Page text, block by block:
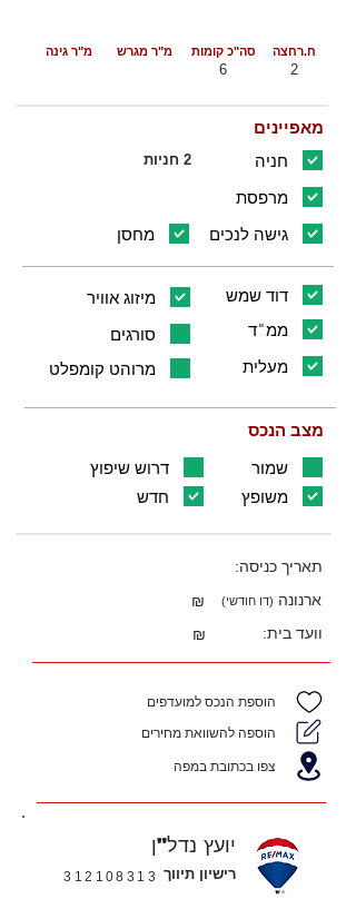
סה"כ קומות מ"ר גינה מ"ר מגרש ח.רחצה
6 2
מאפיינים
חניה 2 חניות
מרפסת
מחסן
גישה לנכים
מיזוג אוויר
דוד שמש
סורגים
ממ"ד
מרוהט קומפלט
מעלית
מצב הנכס
דרוש שיפוץ
שמור
חדש
משופץ
תאריך כניסה:
₪
ארנונה (דו חודשי)
₪ וועד בית:
הוספת הנכס למועדפים
הוספה להשוואת מחירים
צפו בכתובת במפה
יועץ נדל"ן
312108313 רישיון תיווך